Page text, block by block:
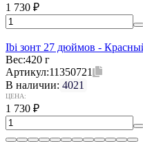
1 730 ₽
Ibi зонт 27 дюймов -
Вес:420 г
Артикул:11350721
В наличии: 4021
ЦЕНА:
1 730 ₽